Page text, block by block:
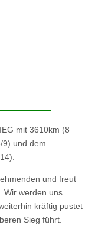
mit 3610km (8
9) und dem
und freut
Wir werden uns
kräftig pustet
Sieg führt.